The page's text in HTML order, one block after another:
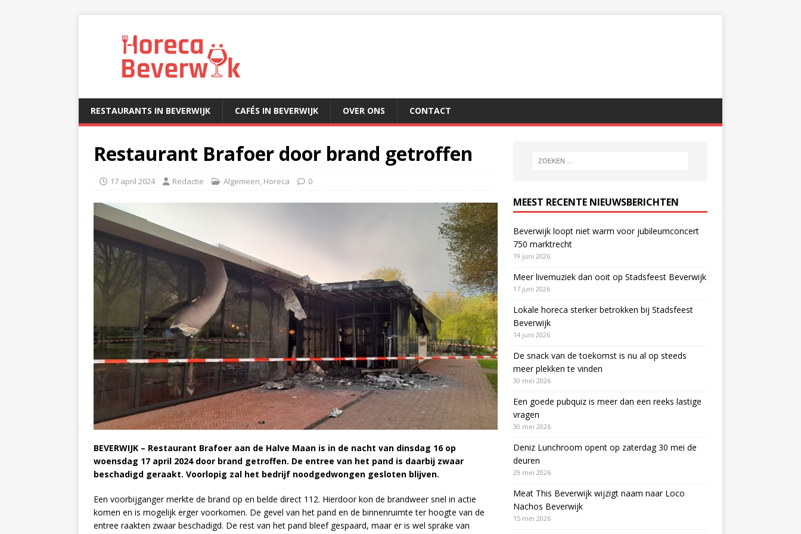
RESTAURANTS IN BEVERWIJK CAFÉS IN BEVERWIJK OVER ONS CONTACT
Restaurant Brafoer door brand getroffen
17 april 2024 Redactie Algemeen, Horeca 0
BEVERWIJK – Restaurant Brafoer aan de Halve Maan is in de nacht van dinsdag 16 op
woensdag 17 april 2024 door brand getroffen. De entree van het pand is daarbij zwaar
beschadigd geraakt. Voorlopig zal het bedrijf noodgedwongen gesloten blijven.
Een voorbijganger merkte de brand op en belde direct 112. Hierdoor kon de brandweer snel in actie
komen en is mogelijk erger voorkomen. De gevel van het pand en de binnenruimte ter hoogte van de
entree raakten zwaar beschadigd. De rest van het pand bleef gespaard, maar er is wel sprake van
MEEST RECENTE NIEUWSBERICHTEN
Beverwijk loopt niet warm voor jubileumconcert
750 marktrecht
19 juni 2026
Meer livemuziek dan ooit op Stadsfeest Beverwijk
17 juni 2026
Lokale horeca sterker betrokken bij Stadsfeest
Beverwijk
14 juni 2026
De snack van de toekomst is nu al op steeds
meer plekken te vinden
30 mei 2026
Een goede pubquiz is meer dan een reeks lastige
vragen
30 mei 2026
Deniz Lunchroom opent op zaterdag 30 mei de
deuren
29 mei 2026
Meat This Beverwijk wijzigt naam naar Loco
Nachos Beverwijk
15 mei 2026